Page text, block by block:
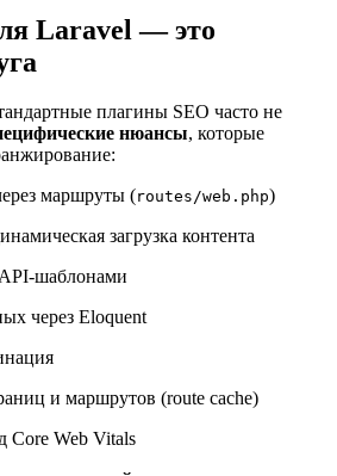
Laravel — это
плагины SEO часто не
нюансы, которые
маршруты (routes/web.php)
загрузка контента
шаблонами
через Eloquent
и маршрутов (route cache)
Core Web Vitals